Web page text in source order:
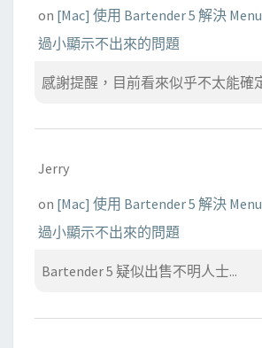
on [Mac] 使用 Bartender 5 解決
過小顯示不出來的問題
感謝提醒，目前看來似乎不太能確
Jerry
on [Mac] 使用 Bartender 5 解決
過小顯示不出來的問題
Bartender 5 疑似出售不明人士...